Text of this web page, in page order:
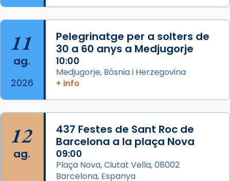
2 weeks ago
Memòria de les santes Juliana i
Semproniana, verges i màrtirs.
Acompanyant la història de sant Cugat, a
partir de l’Edat Mitjana sorgeix la tradició
que les santes Juliana (“relatiu a Júlia”) i
Semproniana (“relatiu a Semprònia =
eterna”) són deixebles seves. I l’any 1667, el
frare Joan Gaspar Roig, afirma en una obra
que les santes són filles de l’antiga Iluro.
Mataró en reivindicarà les relíquies fins que
11
ag.
2026
Pelegrinatge per a solters de
30 a 60 anys a Medjugorje
10:00
Medjugorje, Bòsnia i Herzegovina
+ info
12
ag.
437 Festes de Sant Roc de
Barcelona a la plaça Nova
09:00
Plaça Nova, Ciutat Vella, 08002
Barcelona, Espanya